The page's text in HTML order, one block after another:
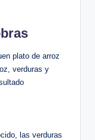
plato de arroz
verduras y
las verduras